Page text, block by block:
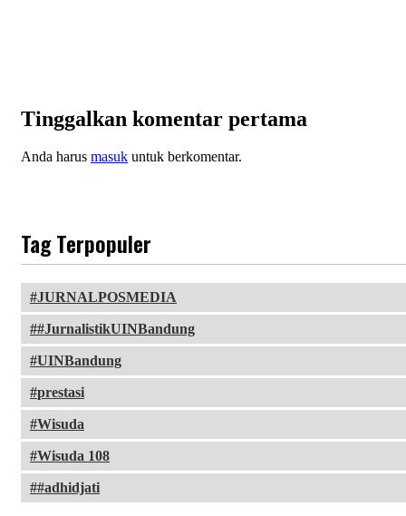
Tinggalkan komentar pertama
Anda harus masuk untuk berkomentar.
Tag Terpopuler
JURNALPOSMEDIA
#JurnalistikUINBandung
UINBandung
prestasi
Wisuda
Wisuda 108
#adhidjati